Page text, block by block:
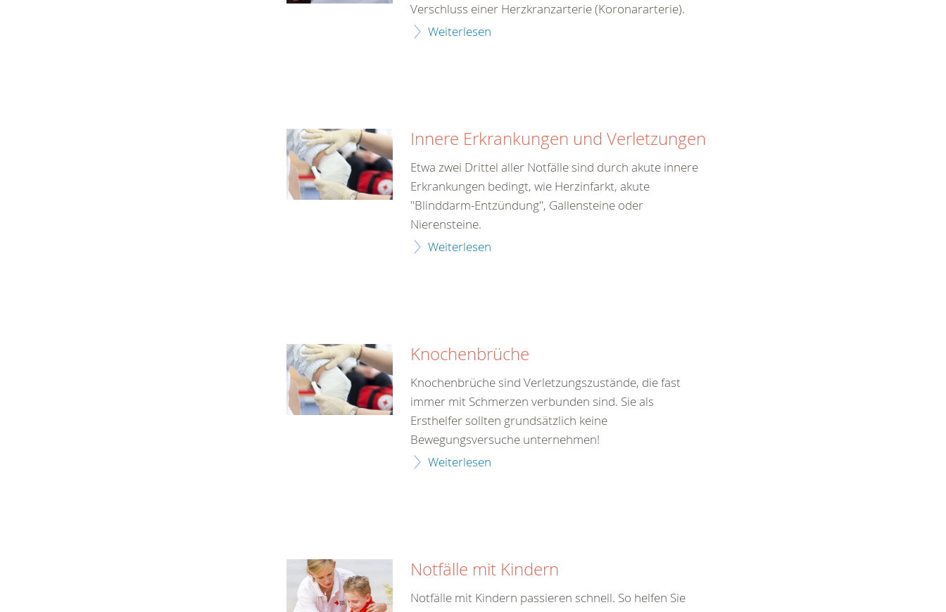
Verschluss einer Herzkranzarterie (Koronararterie).
Weiterlesen
Innere Erkrankungen und Verletzungen
Etwa zwei Drittel aller Notfälle sind durch akute innere
Erkrankungen bedingt, wie Herzinfarkt, akute
"Blinddarm-Entzündung", Gallensteine oder
Nierensteine.
Weiterlesen
Knochenbrüche
Knochenbrüche sind Verletzungszustände, die fast
immer mit Schmerzen verbunden sind. Sie als
Ersthelfer sollten grundsätzlich keine
Bewegungsversuche unternehmen!
Weiterlesen
Notfälle mit Kindern
Notfälle mit Kindern passieren schnell. So helfen Sie